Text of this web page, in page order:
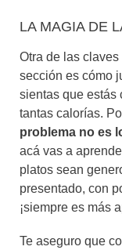
LA MAGIA DE
Otra de las
sección es cómo
sientas que estás
tantas calorías.
problema no es
acá vas a
platos sean
presentado, con
¡siempre es más
Te aseguro que